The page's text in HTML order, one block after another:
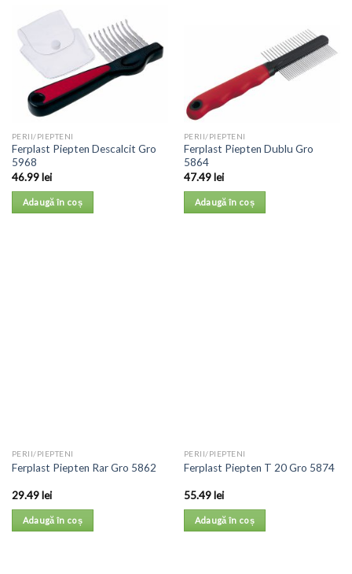
PERII/PIEPTENI
Ferplast Piepten Descalcit Gro
5968
46.99lei
Adaugă în coș
PERII/PIEPTENI
Ferplast Piepten Dublu Gro
5864
47.49lei
Adaugă în coș
PERII/PIEPTENI
Ferplast Piepten Rar Gro 5862
29.49lei
Adaugă în coș
PERII/PIEPTENI
Ferplast Piepten T 20 Gro 5874
55.49lei
Adaugă în coș